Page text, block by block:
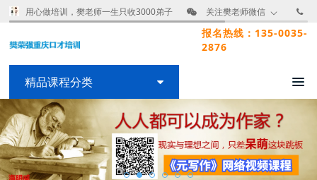
用心做培训，樊老师一生只收3000弟子 关注樊老师微信
报名热线：135-0035-
2876
精品课程分类